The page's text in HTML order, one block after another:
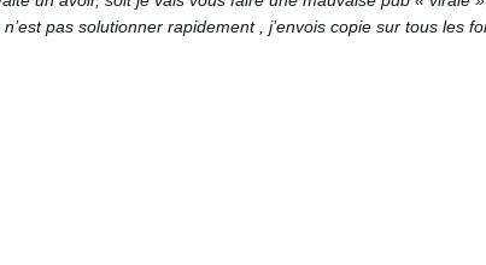
pas solutionner rapidement , j’envois copie sur tous les